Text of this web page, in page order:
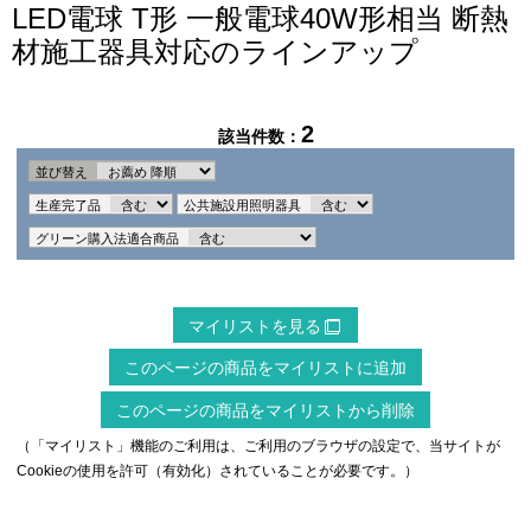
LED電球 T形 一般電球40W形相当 断熱
材施工器具対応のラインアップ
該当件数： 2
並び替え
生産完了品 公共施設用照明器具
グリーン購入法適合商品
マイリストを見る
このページの商品をマイリストに追加
このページの商品をマイリストから削除
（「マイリスト」機能のご利用は、ご利用のブラウザの設定で、当サイトが
Cookieの使用を許可（有効化）されていることが必要です。）